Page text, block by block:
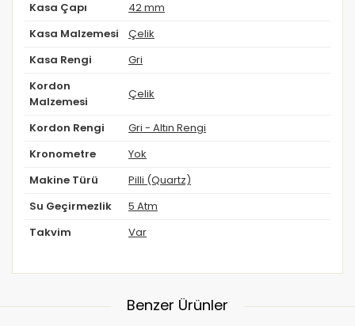
Kasa Çapı 42 mm
Kasa Malzemesi Çelik
Kasa Rengi Gri
Kordon
Malzemesi
Çelik
Kordon Rengi Gri - Altın Rengi
Kronometre Yok
Makine Türü Pilli (Quartz)
Su Geçirmezlik 5 Atm
Takvim Var
Benzer Ürünler